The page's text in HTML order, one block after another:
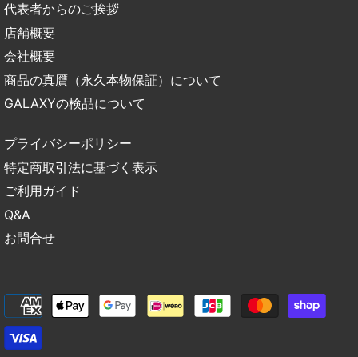
代表者からのご挨拶
店舗概要
会社概要
商品の真贋（永久本物保証）について
GALAXYの検品について
プライバシーポリシー
特定商取引法に基づく表示
ご利用ガイド
Q&A
お問合せ